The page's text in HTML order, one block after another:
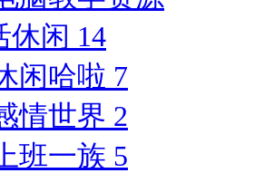
休闲 14
闲哈啦 7
情世界 2
上班一族 5